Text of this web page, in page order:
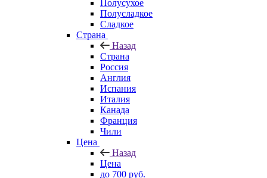
Полусухое
Полусладкое
Сладкое
Страна
Назад
Страна
Россия
Англия
Испания
Италия
Канада
Франция
Чили
Цена
Назад
Цена
до 700 руб.